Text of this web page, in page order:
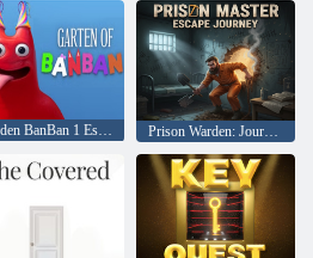
Garden BanBan 1 Escape Prison Warden: Journey to Escape